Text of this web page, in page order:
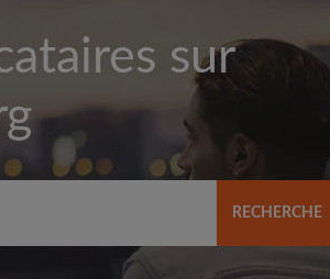
sur
RECHERCHE